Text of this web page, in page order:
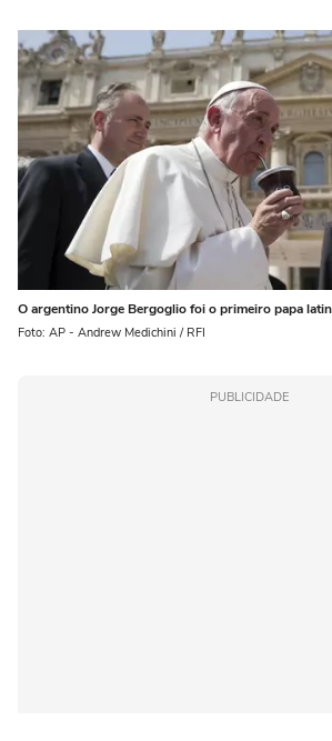
O argentino Jorge Bergoglio foi o primeiro papa
Foto: AP - Andrew Medichini / RFI
PUBLICIDADE